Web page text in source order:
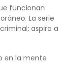
funcionan
La serie
aspira a
en la mente